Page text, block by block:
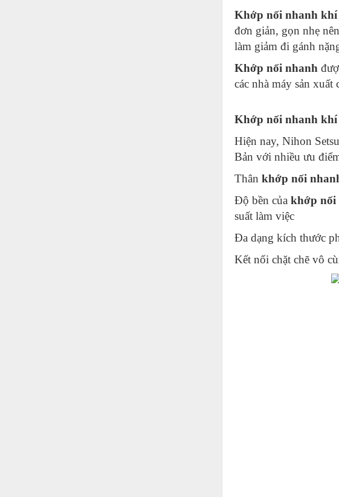
Khớp nối nhanh khí
đơn giản, gọn nhẹ
làm giảm đi gánh
Khớp nối nhanh
các nhà máy sản
Khớp nối nhanh khí
Hiện nay, Nihon
Bản với nhiều ưu
Thân khớp nối
Độ bền của khớp nối
suất làm việc
Đa dạng kích thước
Kết nối chặt chẽ vô